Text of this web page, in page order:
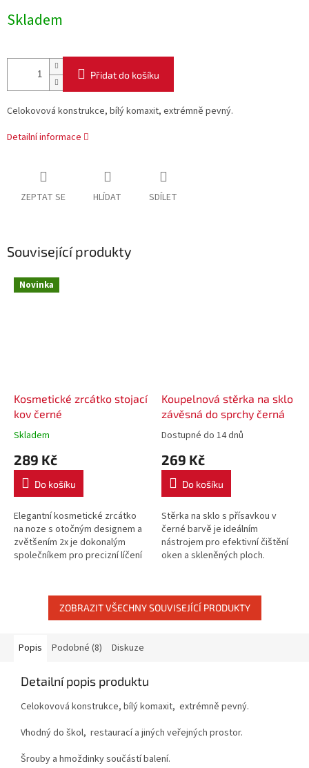
cena:
Skladem
Přidat do košíku
Celokovová konstrukce, bílý komaxit, extrémně pevný.
Detailní informace
ZEPTAT SE HLÍDAT SDÍLET
Související produkty
Novinka
Kosmetické zrcátko stojací
kov černé
Skladem
289 Kč
Do košíku
Elegantní kosmetické zrcátko
na noze s otočným designem a
zvětšením 2x je dokonalým
společníkem pro precizní líčení
Koupelnová stěrka na sklo
závěsná do sprchy černá
Dostupné do 14 dnů
269 Kč
Do košíku
Stěrka na sklo s přísavkou v
černé barvě je ideálním
nástrojem pro efektivní čištění
oken a skleněných ploch.
ZOBRAZIT VŠECHNY SOUVISEJÍCÍ PRODUKTY
Popis Podobné (8) Diskuze
Detailní popis produktu
Celokovová konstrukce, bílý komaxit, extrémně pevný.
Vhodný do škol, restaurací a jiných veřejných prostor.
Šrouby a hmoždinky součástí balení.